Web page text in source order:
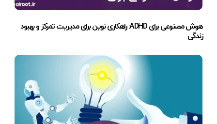
هوش مصنوعی برای ADHD: راهکاری نوین برای مدیریت تمرکز و بهبود
زندگی